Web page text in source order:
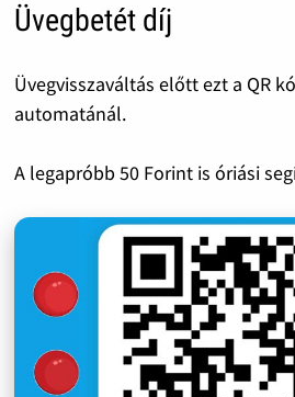
Üvegbetét díj
Üvegvisszaváltás előtt ezt a QR
automatánál.
A legapróbb 50 Forint is óriási